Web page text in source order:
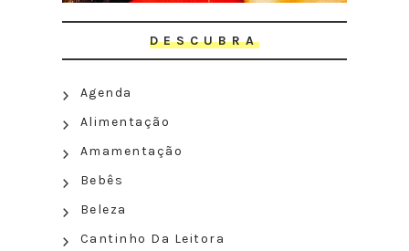
DESCUBRA
Agenda
Alimentação
Amamentação
Bebês
Beleza
Cantinho Da Leitora